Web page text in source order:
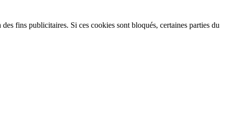
fins publicitaires. Si ces cookies sont bloqués, certaines parties du